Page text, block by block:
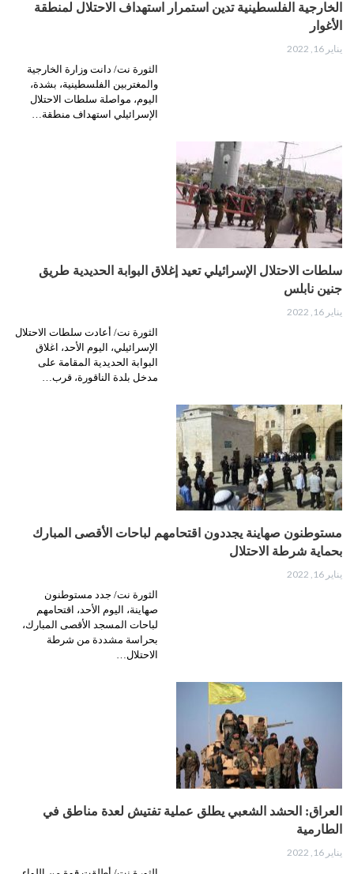
الخارجية الفلسطينية تدين استمرار استهداف الاحتلال لمنطقة
الأغوار
يناير 16, 2022
الثورة نت/ دانت وزارة الخارجية
والمغتربين الفلسطينية، بشدة،
اليوم، مواصلة سلطات الاحتلال
الإسرائيلي استهداف منطقة…
سلطات الاحتلال الإسرائيلي تعيد إغلاق البوابة الحديدية طريق
جنين نابلس
يناير 16, 2022
الثورة نت/ أعادت سلطات الاحتلال
الإسرائيلي، اليوم الأحد، اغلاق
البوابة الحديدية المقامة على
مدخل بلدة الناقورة، قرب…
مستوطنون صهاينة يجددون اقتحامهم لباحات الأقصى المبارك
بحماية شرطة الاحتلال
يناير 16, 2022
الثورة نت/ جدد مستوطنون
صهاينة، اليوم الأحد، اقتحامهم
لباحات المسجد الأقصى المبارك،
بحراسة مشددة من شرطة
الاحتلال…
العراق: الحشد الشعبي يطلق عملية تفتيش لعدة مناطق في
الطارمية
يناير 16, 2022